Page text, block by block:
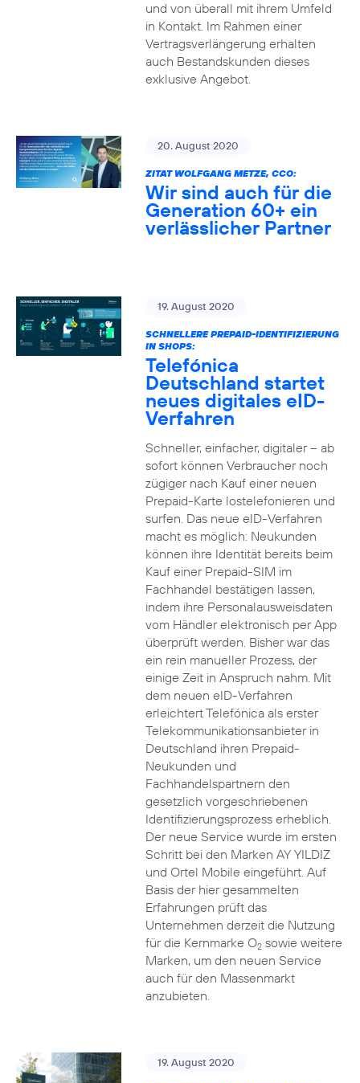
und von überall mit ihrem Umfeld
in Kontakt. Im Rahmen einer
Vertragsverlängerung erhalten
auch Bestandskunden dieses
exklusive Angebot.
20. August 2020
ZITAT WOLFGANG METZE, CCO:
Wir sind auch für die
Generation 60+ ein
verlässlicher Partner
19. August 2020
SCHNELLERE PREPAID-IDENTIFIZIERUNG
IN SHOPS:
Telefónica
Deutschland startet
neues digitales eID-
Verfahren
Schneller, einfacher, digitaler – ab
sofort können Verbraucher noch
zügiger nach Kauf einer neuen
Prepaid-Karte lostelefonieren und
surfen. Das neue eID-Verfahren
macht es möglich: Neukunden
können ihre Identität bereits beim
Kauf einer Prepaid-SIM im
Fachhandel bestätigen lassen,
indem ihre Personalausweisdaten
vom Händler elektronisch per App
überprüft werden. Bisher war das
ein rein manueller Prozess, der
einige Zeit in Anspruch nahm. Mit
dem neuen eID-Verfahren
erleichtert Telefónica als erster
Telekommunikationsanbieter in
Deutschland ihren Prepaid-
Neukunden und
Fachhandelspartnern den
gesetzlich vorgeschriebenen
Identifizierungsprozess erheblich.
Der neue Service wurde im ersten
Schritt bei den Marken AY YILDIZ
und Ortel Mobile eingeführt. Auf
Basis der hier gesammelten
Erfahrungen prüft das
Unternehmen derzeit die Nutzung
für die Kernmarke O2sowie weitere
Marken, um den neuen Service
auch für den Massenmarkt
anzubieten.
19. August 2020